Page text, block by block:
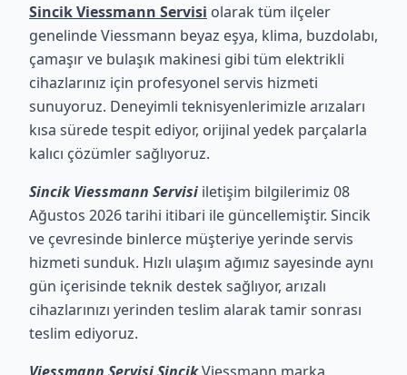
Sincik Viessmann Servisi olarak tüm ilçeler
genelinde Viessmann beyaz eşya, klima, buzdolabı,
çamaşır ve bulaşık makinesi gibi tüm elektrikli
cihazlarınız için profesyonel servis hizmeti
sunuyoruz. Deneyimli teknisyenlerimizle arızaları
kısa sürede tespit ediyor, orijinal yedek parçalarla
kalıcı çözümler sağlıyoruz.
Sincik Viessmann Servisi iletişim bilgilerimiz 08
Ağustos 2026 tarihi itibari ile güncellemiştir. Sincik
ve çevresinde binlerce müşteriye yerinde servis
hizmeti sunduk. Hızlı ulaşım ağımız sayesinde aynı
gün içerisinde teknik destek sağlıyor, arızalı
cihazlarınızı yerinden teslim alarak tamir sonrası
teslim ediyoruz.